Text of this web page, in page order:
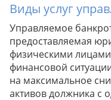
Рекомендация
Рекомендация
Рекомендация
Рекомендация
Рекомендация
Совет от
Совет от
Виды услуг
Управляемое
предоставляемая
физическими
финансовой
на максимальное
активов должника с